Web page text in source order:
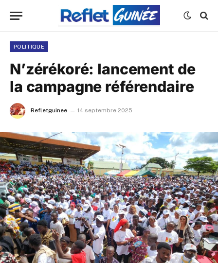
POLITIQUE
N’zérékoré: lancement de
la campagne référendaire
Refletguinee 14 septembre 2025